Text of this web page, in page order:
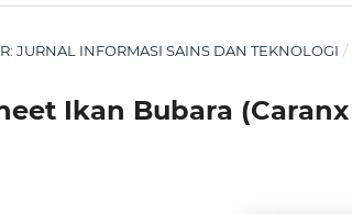
JURNAL INFORMASI SAINS DAN TEKNOLOGI /
Ikan Bubara (Caranx